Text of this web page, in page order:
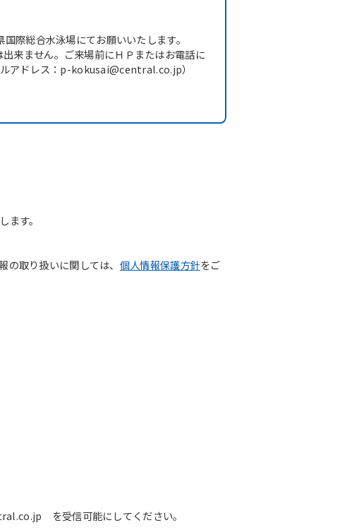
際総合水泳場にてお願いいたします。
来ません。ご来場前にＨＰまたはお電話に
アドレス：p-kokusai@central.co.jp）
す。
取り扱いに関しては、 個人情報保護方針をご
を受信可能にしてください。